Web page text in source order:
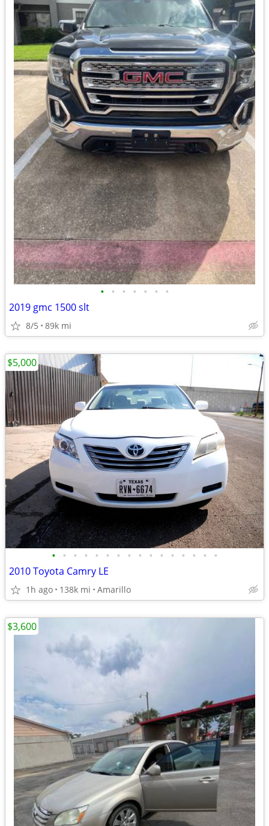
• • • • • • •
2019 gmc 1500 slt
8/5 89k mi
• • • • • • • • • • • • • • • •
2010 Toyota Camry LE
1h ago 138k mi Amarillo
$5,000
$3,600